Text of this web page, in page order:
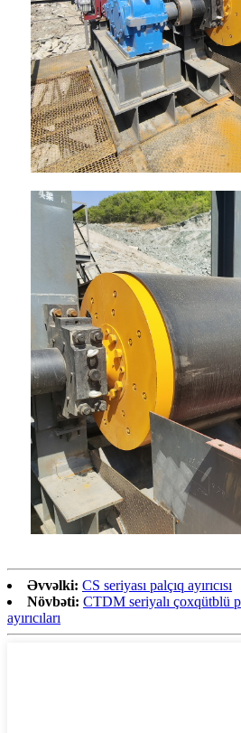
Əvvəlki: CS seriyası palçıq ayırıcısı
Növbəti: CTDM seriyalı çoxqütblü
ayırıcıları